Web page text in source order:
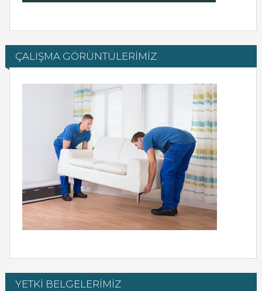
ÇALIŞMA GÖRÜNTÜLERİMİZ
YETKİ BELGELERİMİZ